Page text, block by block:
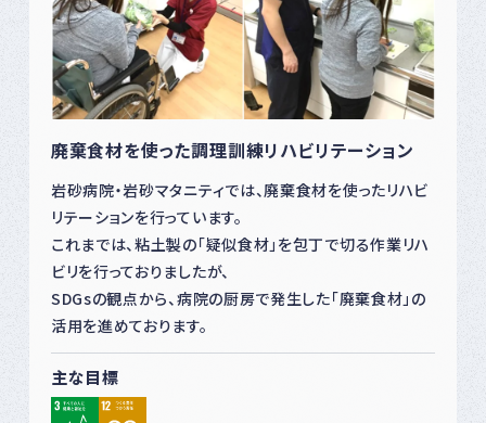
廃棄食材を使った調理訓練リハビリテーション
岩砂病院・岩砂マタニティでは、廃棄食材を使ったリハビ
リテーションを行っています。
これまでは、粘土製の「疑似食材」を包丁で切る作業リハ
ビリを行っておりましたが、
SDGsの観点から、病院の厨房で発生した「廃棄食材」の
活用を進めております。
主な目標